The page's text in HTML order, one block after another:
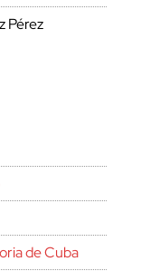
Pérez
de Cuba